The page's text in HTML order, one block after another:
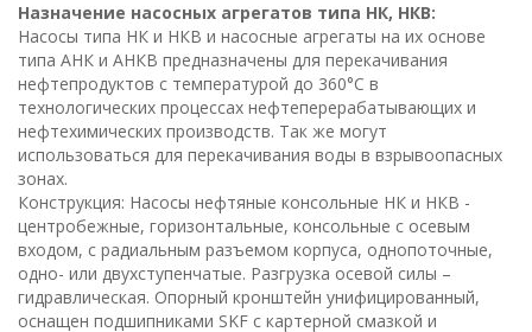
Назначение насосных агрегатов типа НК, НКВ:
Насосы типа НК и НКВ и насосные агрегаты на их основе
типа АНК и АНКВ предназначены для перекачивания
нефтепродуктов с температурой до 360°С в
технологических процессах нефтеперерабатывающих и
нефтехимических производств. Так же могут
использоваться для перекачивания воды в взрывоопасных
зонах.
Конструкция: Насосы нефтяные консольные НК и НКВ -
центробежные, горизонтальные, консольные с осевым
входом, с радиальным разъемом корпуса, однопоточные,
одно- или двухступенчатые. Разгрузка осевой силы –
гидравлическая. Опорный кронштейн унифицированный,
оснащен подшипниками SKF с картерной смазкой и